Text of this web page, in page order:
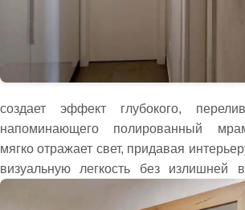
создает эффект глубокого,
напоминающего полированный
мягко отражает свет, придавая
визуальную легкость без излишней